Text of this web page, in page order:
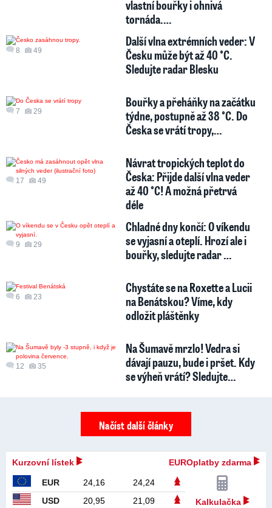
vlastní bouřky i ohnivá
tornáda.…
8 49
Další vlna extrémních veder: V
Česku může být až 40 °C.
Sledujte radar Blesku
7 29
Bouřky a přeháňky na začátku
týdne, postupně až 38 °C. Do
Česka se vrátí tropy,…
17 49
Návrat tropických teplot do
Česka: Přijde další vlna veder
až 40 °C! A možná přetrvá
déle
9 29
Chladné dny končí: O víkendu
se vyjasní a oteplí. Hrozí ale i
bouřky, sledujte radar …
6 23
Chystáte se na Roxette a Lucii
na Benátskou? Víme, kdy
odložit pláštěnky
12 35
Na Šumavě mrzlo! Vedra si
dávají pauzu, bude i pršet. Kdy
se výheň vrátí? Sledujte…
Načíst další články
Kurzovní lístek EUROplatby zdarma
EUR 24,16
24,24
USD
20,95 21,09 Kalkulačka